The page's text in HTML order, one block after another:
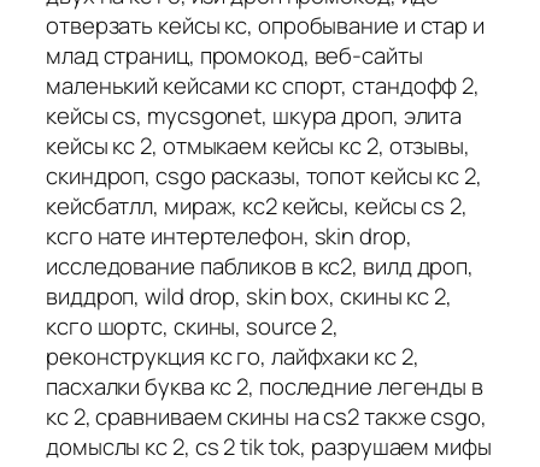
отверзать кейсы кс, опробывание и стар и
млад страниц, промокод, веб-сайты
маленький кейсами кс спорт, стандофф 2,
кейсы cs, mycsgonet, шкура дроп, элита
кейсы кс 2, отмыкаем кейсы кс 2, отзывы,
скиндроп, csgo расказы, топот кейсы кс 2,
кейсбатлл, мираж, кс2 кейсы, кейсы cs 2,
ксго нате интертелефон, skin drop,
исследование пабликов в кс2, вилд дроп,
виддроп, wild drop, skin box, скины кс 2,
ксго шортс, скины, source 2,
реконструкция кс го, лайфхаки кс 2,
пасхалки буква кс 2, последние легенды в
кс 2, сравниваем скины на cs2 также csgo,
домыслы кс 2, cs 2 tik tok, разрушаем мифы